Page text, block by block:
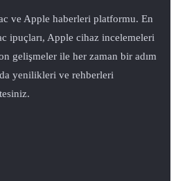
ve Apple haberleri platformu. En
ipuçları, Apple cihaz incelemeleri
gelişmeler ile her zaman bir adım
yenilikleri ve rehberleri